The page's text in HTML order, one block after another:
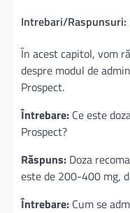
Intrebari/
În acest capitol, vom
despre modul de
Prospect.
Întrebare: Ce este
Prospect?
Răspuns: Doza
este de 200-400 mg,
Întrebare: Cum se